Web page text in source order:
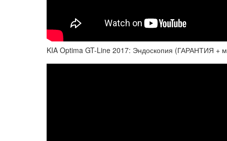
KIA Optima GT-Line 2017: Эндоскопия (ГАРАНТИЯ +